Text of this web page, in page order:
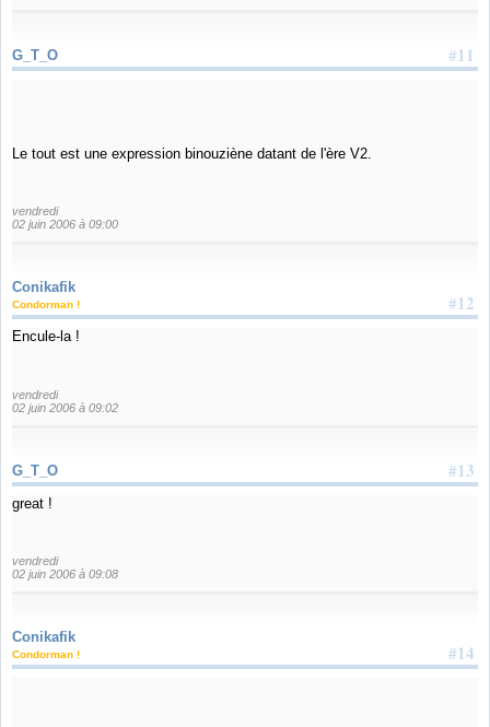
#11
G_T_O
Le tout est une expression binouziène datant de l'ère V2.
vendredi
02 juin 2006 à 09:00
Conikafik
#12
Condorman !
Encule-la !
vendredi
02 juin 2006 à 09:02
#13
G_T_O
great !
vendredi
02 juin 2006 à 09:08
Conikafik
#14
Condorman !